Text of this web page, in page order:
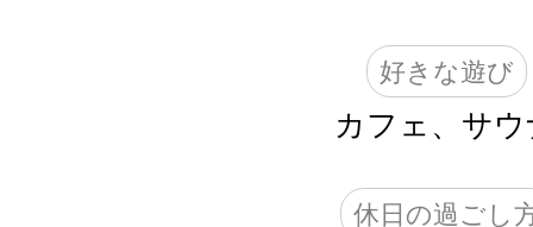
好きな遊び
カフェ、サウ
休日の過ごし